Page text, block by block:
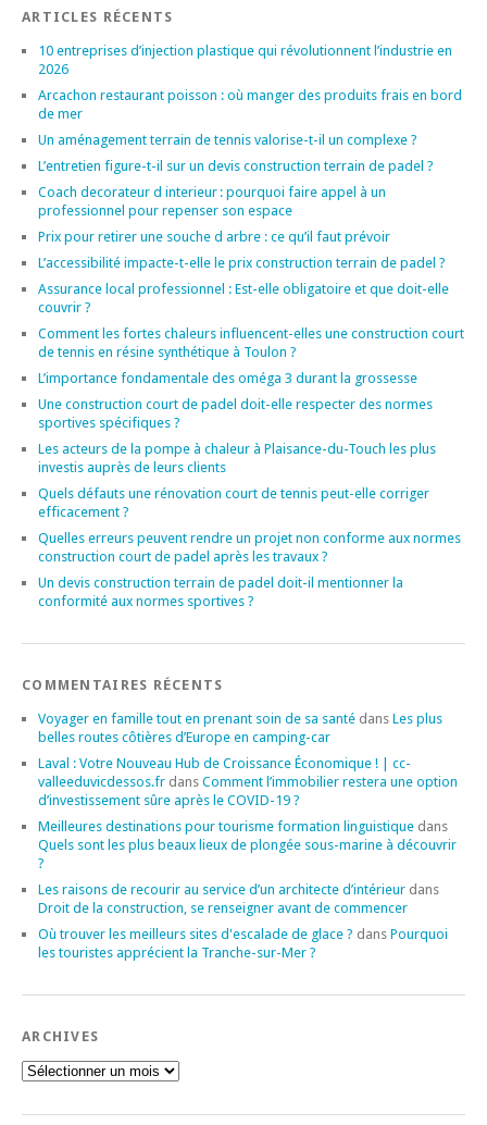
ARTICLES RÉCENTS
10 entreprises d’injection plastique qui révolutionnent l’industrie en
2026
Arcachon restaurant poisson : où manger des produits frais en bord
de mer
Un aménagement terrain de tennis valorise-t-il un complexe ?
L’entretien figure-t-il sur un devis construction terrain de padel ?
Coach decorateur d interieur : pourquoi faire appel à un
professionnel pour repenser son espace
Prix pour retirer une souche d arbre : ce qu’il faut prévoir
L’accessibilité impacte-t-elle le prix construction terrain de padel ?
Assurance local professionnel : Est-elle obligatoire et que doit-elle
couvrir ?
Comment les fortes chaleurs influencent-elles une construction court
de tennis en résine synthétique à Toulon ?
L’importance fondamentale des oméga 3 durant la grossesse
Une construction court de padel doit-elle respecter des normes
sportives spécifiques ?
Les acteurs de la pompe à chaleur à Plaisance-du-Touch les plus
investis auprès de leurs clients
Quels défauts une rénovation court de tennis peut-elle corriger
efficacement ?
Quelles erreurs peuvent rendre un projet non conforme aux normes
construction court de padel après les travaux ?
Un devis construction terrain de padel doit-il mentionner la
conformité aux normes sportives ?
COMMENTAIRES RÉCENTS
Voyager en famille tout en prenant soin de sa santé dans Les plus
belles routes côtières d’Europe en camping-car
Laval : Votre Nouveau Hub de Croissance Économique ! | cc-
valleeduvicdessos.fr dans Comment l’immobilier restera une option
d’investissement sûre après le COVID-19 ?
Meilleures destinations pour tourisme formation linguistique dans
Quels sont les plus beaux lieux de plongée sous-marine à découvrir
?
Les raisons de recourir au service d’un architecte d’intérieur dans
Droit de la construction, se renseigner avant de commencer
Où trouver les meilleurs sites d'escalade de glace ? dans Pourquoi
les touristes apprécient la Tranche-sur-Mer ?
ARCHIVES
Archives